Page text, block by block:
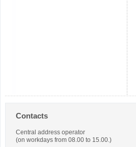
Contacts
Central address operator
(on workdays from 08.00 to 15.00.)